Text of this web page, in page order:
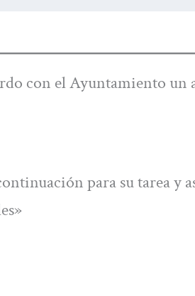
con el Ayuntamiento un
para su tarea y